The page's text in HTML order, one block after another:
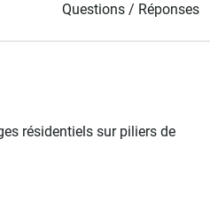
Questions / Réponses
résidentiels sur piliers de